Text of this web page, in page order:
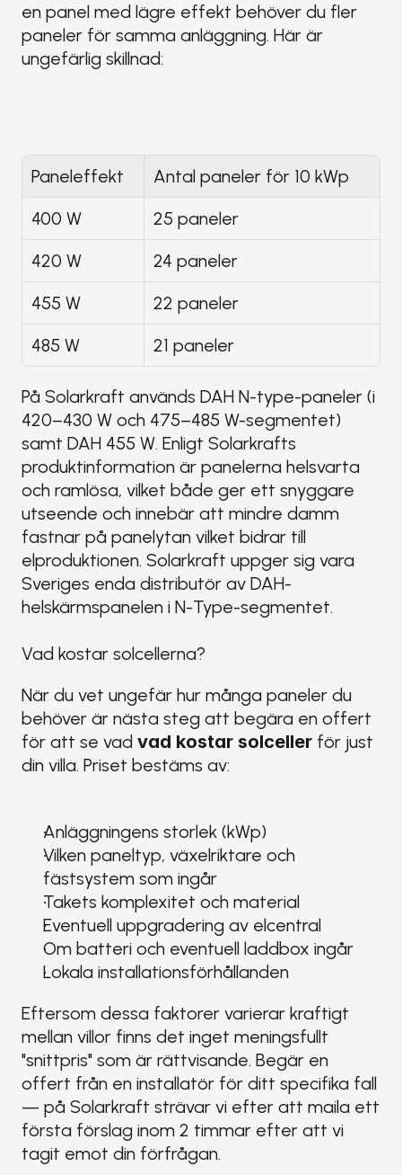
en panel med lägre effekt behöver du fler
paneler för samma anläggning. Här är
ungefärlig skillnad:
Paneleffekt
Antal paneler för 10 kWp
400 W
25 paneler
420 W
24 paneler
455 W
22 paneler
485 W
21 paneler
På Solarkraft används DAH N-type-paneler (i
420–430 W och 475–485 W-segmentet)
samt DAH 455 W. Enligt Solarkrafts
produktinformation är panelerna helsvarta
och ramlösa, vilket både ger ett snyggare
utseende och innebär att mindre damm
fastnar på panelytan vilket bidrar till
elproduktionen. Solarkraft uppger sig vara
Sveriges enda distributör av DAH-
helskärmspanelen i N-Type-segmentet.
Vad kostar solcellerna?
När du vet ungefär hur många paneler du
behöver är nästa steg att begära en offert
för att se vad vad kostar solceller för just
din villa. Priset bestäms av:
Anläggningens storlek (kWp)
Vilken paneltyp, växelriktare och
fästsystem som ingår
Takets komplexitet och material
Eventuell uppgradering av elcentral
Om batteri och eventuell laddbox ingår
Lokala installationsförhållanden
Eftersom dessa faktorer varierar kraftigt
mellan villor finns det inget meningsfullt
"snittpris" som är rättvisande. Begär en
offert från en installatör för ditt specifika fall
— på Solarkraft strävar vi efter att maila ett
första förslag inom 2 timmar efter att vi
tagit emot din förfrågan.